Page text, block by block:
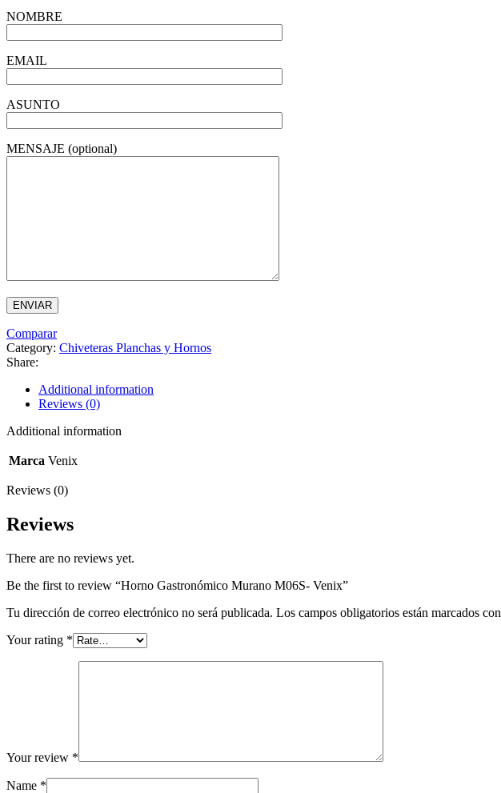
NOMBRE
EMAIL
ASUNTO
MENSAJE (optional)
Comparar
Category: Chiveteras Planchas y Hornos
Share:
Additional information
Reviews (0)
Additional information
Marca Venix
Reviews (0)
Reviews
There are no reviews yet.
Be the first to review “Horno Gastronómico Murano M06S- Venix”
Tu dirección de correo electrónico no será publicada. Los campos obligatorios están marcados con
Your rating *
Your review *
Name *